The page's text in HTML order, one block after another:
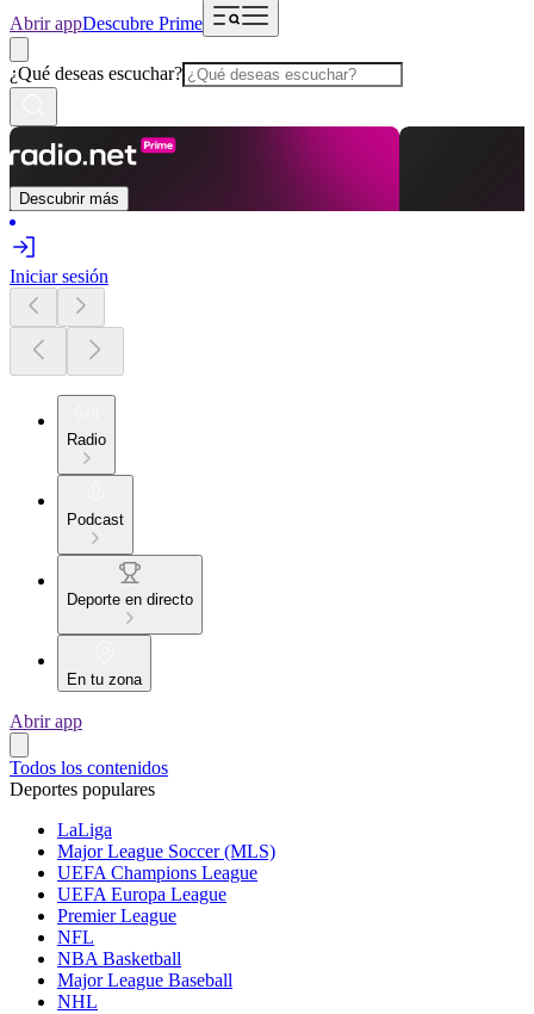
Abrir appDescubre Prime
¿Qué deseas escuchar?
Descubrir más
Iniciar sesión
Radio
Podcast
Deporte en directo
En tu zona
Abrir app
Todos los contenidos
Deportes populares
LaLiga
Major League Soccer (MLS)
UEFA Champions League
UEFA Europa League
Premier League
NFL
NBA Basketball
Major League Baseball
NHL